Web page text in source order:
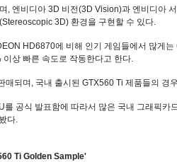
, 엔비디아 3D 비전(3D Vision)과 엔비디아
3D) 환경을 구현할 수 있다.
HD6870에 비해 인기 게임들에서 많게
상 빠른 속도로 작동한다고 한다.
매되며, 국내 출시된 GTX560 Ti 제품들의
공식 발표함에 따라서 많은 국내 그래픽
다.
Ti Golden Sample'